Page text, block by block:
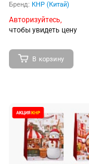
Бренд: КНР (Китай)
Авторизуйтесь,
чтобы увидеть цену
В корзину